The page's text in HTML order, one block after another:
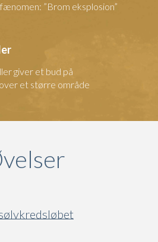
”Brom eksplosion”
giver et bud på
et større område